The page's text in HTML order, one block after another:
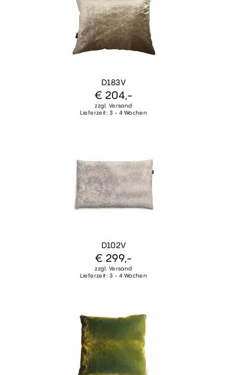
D183V
€ 204,-
zzgl. Versand
Lieferzeit: 3 - 4 Wochen
D102V
€ 299,-
zzgl. Versand
Lieferzeit: 3 - 4 Wochen